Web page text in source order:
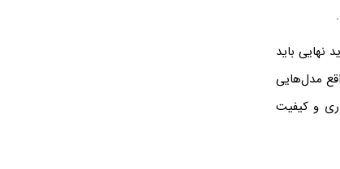
در خرید نهایی باید
مدل‌هایی
و کیفیت